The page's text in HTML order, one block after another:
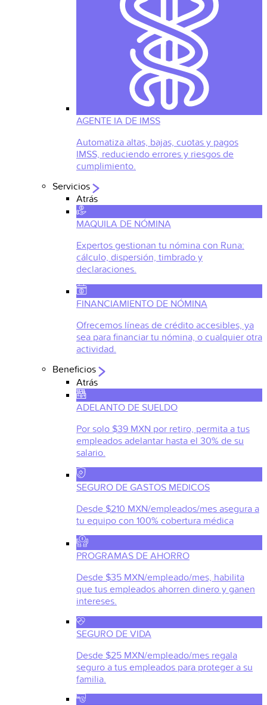
AGENTE IA DE IMSS
Automatiza altas, bajas, cuotas y pagos
IMSS, reduciendo errores y riesgos de
cumplimiento.
Servicios
Atrás
MAQUILA DE NÓMINA
Expertos gestionan tu nómina con Runa:
cálculo, dispersión, timbrado y
declaraciones.
FINANCIAMIENTO DE NÓMINA
Ofrecemos líneas de crédito accesibles, ya
sea para financiar tu nómina, o cualquier otra
actividad.
Beneficios
Atrás
ADELANTO DE SUELDO
Por solo $39 MXN por retiro, permita a tus
empleados adelantar hasta el 30% de su
salario.
SEGURO DE GASTOS MEDICOS
Desde $210 MXN/empleados/mes asegura a
tu equipo con 100% cobertura médica
PROGRAMAS DE AHORRO
Desde $35 MXN/empleado/mes, habilita
que tus empleados ahorren dinero y ganen
intereses.
SEGURO DE VIDA
Desde $25 MXN/empleado/mes regala
seguro a tus empleados para proteger a su
familia.